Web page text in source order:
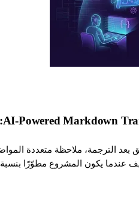
مطوّرًا بنسبة 100% مع شريك ذكاء اصطناعي.